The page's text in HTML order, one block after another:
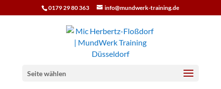
0179 29 80 363 info@mundwerk-training.de
Seite wählen